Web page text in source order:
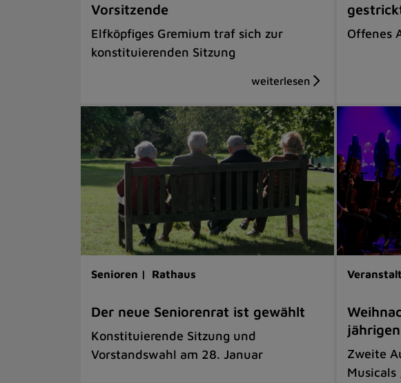
Vorsitzende
Elfköpfiges Gremium traf sich zur
konstituierenden Sitzung
Offenes
Senioren | Rathaus
Der neue Seniorenrat ist gewählt
Konstituierende Sitzung und
Vorstandswahl am 28. Januar
Zweite
Musicals